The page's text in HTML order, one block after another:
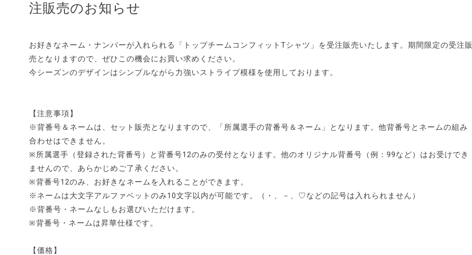
注販売のお知らせ
お好きなネーム・ナンバーが入れられる「トップチームコンフィットTシャツ」を受注販売いたします。期間限定の受注販
売となりますので、ぜひこの機会にお買い求めください。
今シーズンのデザインはシンプルながら力強いストライプ模様を使用しております。
【注意事項】
※背番号＆ネームは、セット販売となりますので、「所属選手の背番号＆ネーム」となります。他背番号とネームの組み
合わせはできません。
※所属選手（登録された背番号）と背番号12のみの受付となります。他のオリジナル背番号（例：99など）はお受けでき
ませんので、あらかじめご了承ください。
※背番号12のみ、お好きなネームを入れることができます。
※ネームは大文字アルファベットのみ10文字以内が可能です。（・、－、♡などの記号は入れられません）
※背番号・ネームなしもお選びいただけます。
※背番号・ネームは昇華仕様です。
【価格】